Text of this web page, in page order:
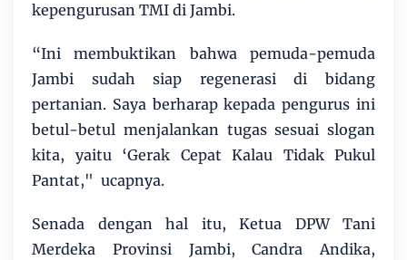
kepengurusan TMI di Jambi.
“Ini membuktikan bahwa pemuda-pemuda
Jambi sudah siap regenerasi di bidang
pertanian. Saya berharap kepada pengurus ini
betul-betul menjalankan tugas sesuai slogan
kita, yaitu ‘Gerak Cepat Kalau Tidak Pukul
Pantat," ucapnya.
Senada dengan hal itu, Ketua DPW Tani
Merdeka Provinsi Jambi, Candra Andika,